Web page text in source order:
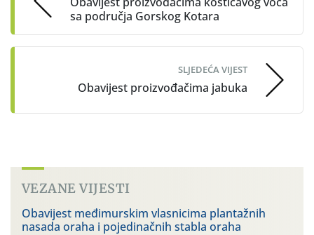
sa područja Gorskog Kotara
SLJEDEĆA VIJEST
Obavijest proizvođačima jabuka
VEZANE VIJESTI
Obavijest međimurskim vlasnicima plantažnih
nasada oraha i pojedinačnih stabla oraha